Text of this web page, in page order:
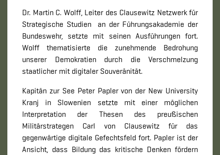
Dr. Martin C. Wolff, Leiter des Clausewitz Netzwerk für
Strategische Studien an der Führungsakademie der
Bundeswehr, setzte mit seinen Ausführungen fort.
Wolff thematisierte die zunehmende Bedrohung
unserer Demokratien durch die Verschmelzung
staatlicher mit digitaler Souveränität.
Kapitän zur See Peter Papler von der New University
Kranj in Slowenien setzte mit einer möglichen
Interpretation der Thesen des preußischen
Militärstrategen Carl von Clausewitz für das
gegenwärtige digitale Gefechtsfeld fort. Papler ist der
Ansicht, dass Bildung das kritische Denken fördern